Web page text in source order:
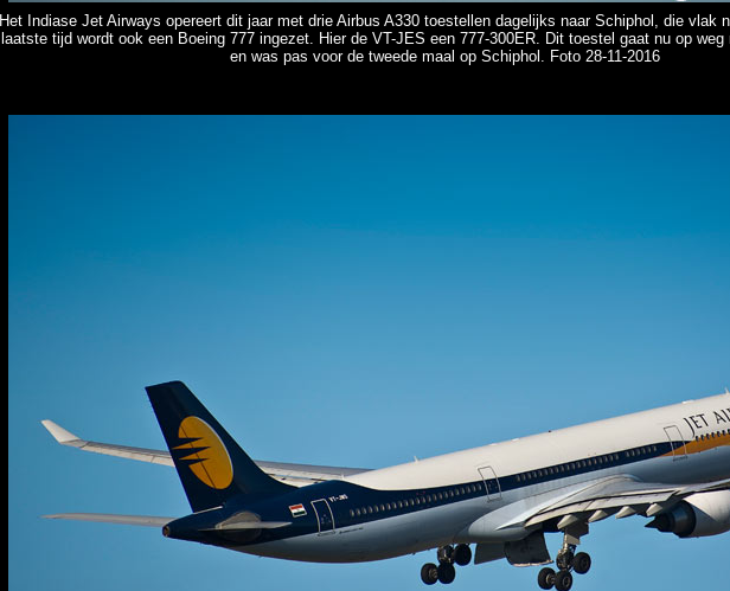
Het Indiase Jet Airways opereert dit jaar met drie Airbus A330 toestellen dagelijks naar Schiphol, die vlak
laatste tijd wordt ook een Boeing 777 ingezet. Hier de VT-JES een 777-300ER. Dit toestel gaat nu op weg
en was pas voor de tweede maal op Schiphol. Foto 28-11-2016